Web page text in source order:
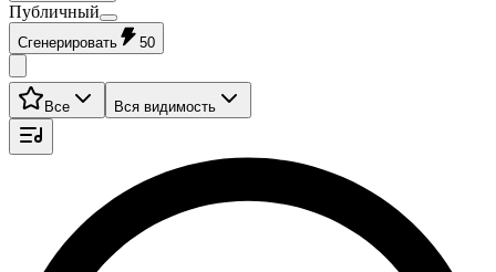
Публичный
Сгенерировать 50
Все Вся видимость